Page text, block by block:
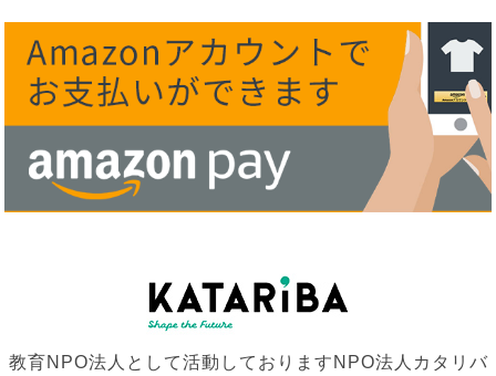
教育NPO法人として活動しておりますNPO法人カタリバ